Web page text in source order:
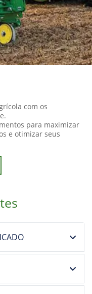
com os
para maximizar
e otimizar seus